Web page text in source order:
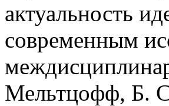
актуальность
современным
Мельтцофф, Б.